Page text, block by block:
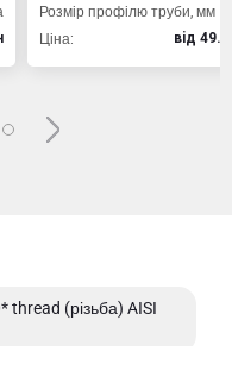
Розмір профілю труби, мм
20х20
вiд 49.80 грн
(різьба) AISI